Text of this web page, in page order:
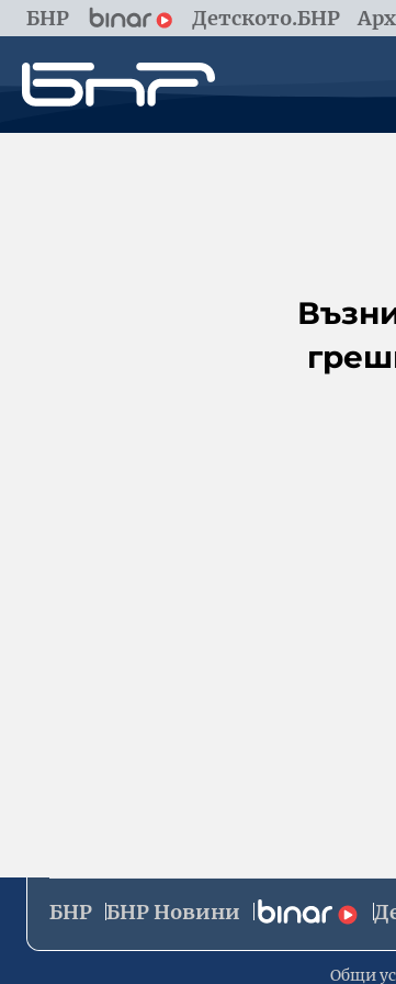
БНР Детското.БНР
БНР БНР Новини
Общи